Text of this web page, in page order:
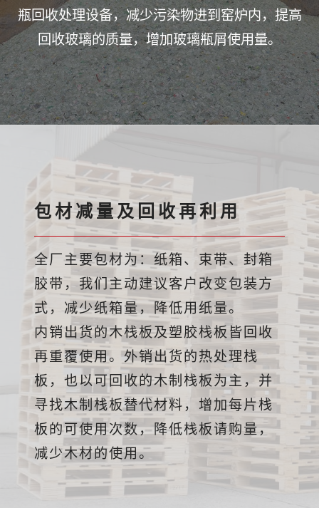
瓶回收处理设备，减少污染物进到窑炉内，提高
回收玻璃的质量，增加玻璃瓶屑使用量。
包材减量及回收再利用
全厂主要包材为：纸箱、束带、封箱
胶带，我们主动建议客户改变包装方
式，减少纸箱量，降低用纸量。
内销出货的木栈板及塑胶栈板皆回收
再重覆使用。外销出货的热处理栈
板，也以可回收的木制栈板为主，并
寻找木制栈板替代材料，增加每片栈
板的可使用次数，降低栈板请购量，
减少木材的使用。